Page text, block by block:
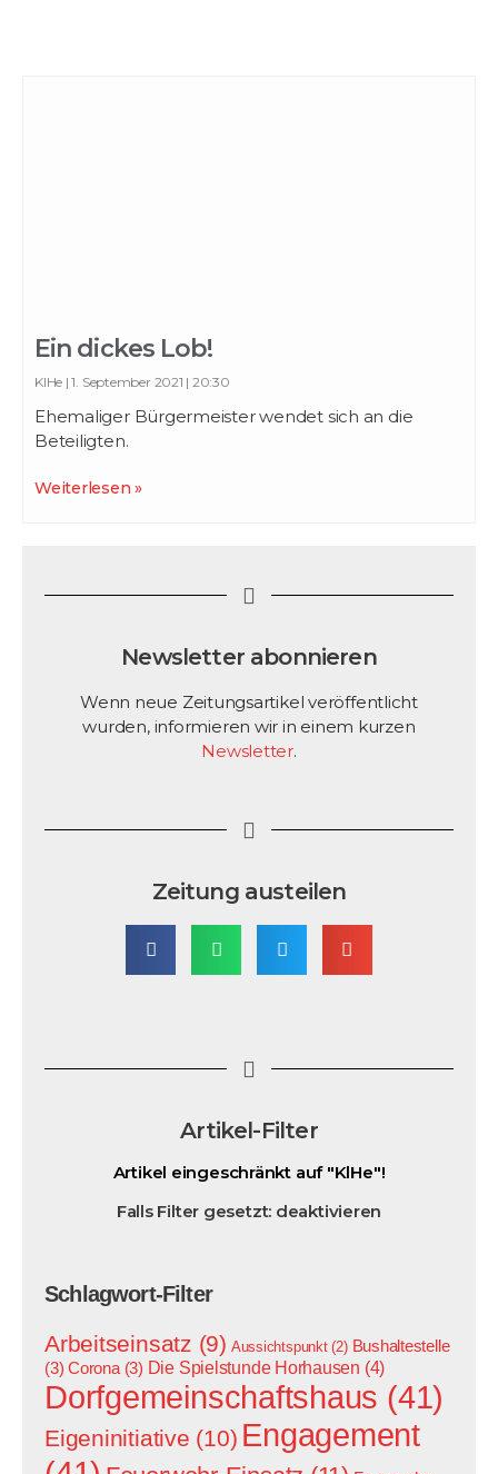
Ein dickes Lob!
KlHe 1. September 2021 20:30
Ehemaliger Bürgermeister wendet sich an die
Beteiligten.
Weiterlesen »
Newsletter abonnieren
Wenn neue Zeitungsartikel veröffentlicht
wurden, informieren wir in einem kurzen
Newsletter.
Zeitung austeilen
Artikel-Filter
Artikel eingeschränkt auf "KlHe"!
Falls Filter gesetzt: deaktivieren
Schlagwort-Filter
Arbeitseinsatz (9) Aussichtspunkt(2) Bushaltestelle
(3) Corona(3) Die Spielstunde Horhausen (4)
Dorfgemeinschaftshaus (41)
Eigeninitiative (10) Engagement